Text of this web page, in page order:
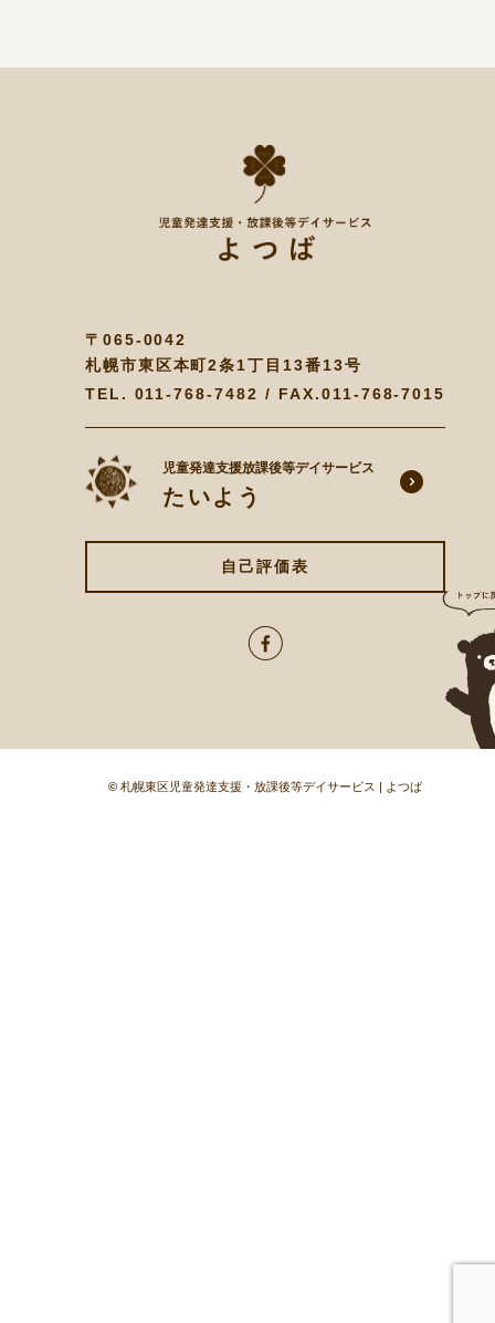
〒065-0042
札幌市東区本町2条1丁目13番13号
TEL. 011-768-7482 / FAX.011-768-7015
児童発達支援放課後等デイサービス
たいよう
自己評価表
© 札幌東区児童発達支援・放課後等デイサービス | よつば